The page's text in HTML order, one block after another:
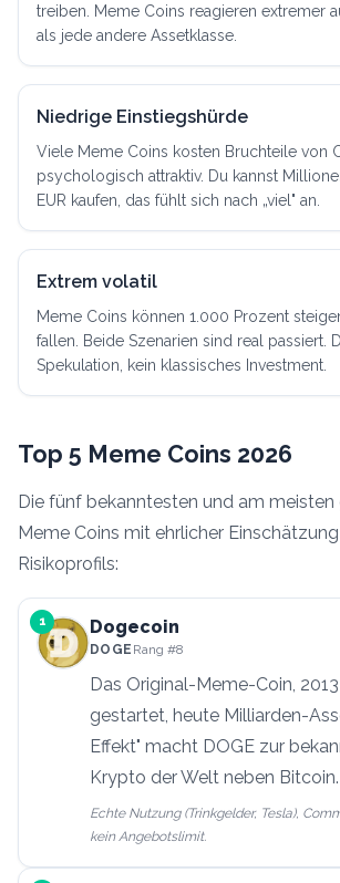
treiben. Meme Coins reagieren extremer
als jede andere Assetklasse.
Niedrige Einstiegshürde
Viele Meme Coins kosten Bruchteile von
psychologisch attraktiv. Du kannst
EUR kaufen, das fühlt sich nach „viel" an.
Extrem volatil
Meme Coins können 1.000 Prozent
fallen. Beide Szenarien sind real passiert.
Spekulation, kein klassisches Investment.
Top 5 Meme Coins 2026
Die fünf bekanntesten und am
Meme Coins mit ehrlicher
Risikoprofils:
1 Dogecoin
DOGE Rang #8
Das Original-Meme-Coin,
gestartet, heute Milliarden-
Effekt" macht DOGE zur
Krypto der Welt neben Bitcoin.
Echte Nutzung (Trinkgelder, Tesla),
kein Angebotslimit.